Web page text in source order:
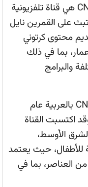
قناة كرتون نتورك بالعربية CN Arabia هي قناة تلفزيونية
على القمرين نايل
محتوى كرتوني
بما في ذلك
والبرامج
تأسست قناة كرتون نتورك CN Arabia بالعربية عام
بثها في عام 2007. وقد اكتسبت القناة
الأوسط،
حيث يعتمد
العناصر، بما في